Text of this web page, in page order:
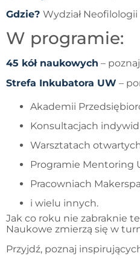
Gdzie? Wydział Neofilologii
W programie:
45 kół naukowych –
Strefa Inkubatora UW –
Akademii
Konsultacjach
Warsztatach
Programie Mentoring
Pracowniach
i wielu innych.
Jak co roku nie zabraknie
Naukowe zmierzą się w
Przyjdź, poznaj